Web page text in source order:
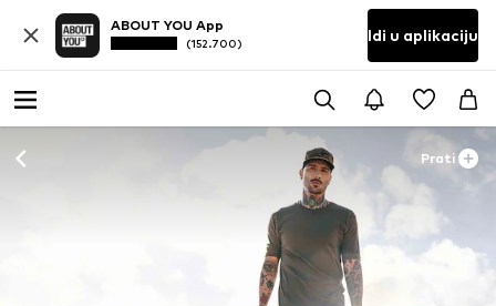
ABOUT YOU App
(152.700) Idi u aplikaciju
Prati